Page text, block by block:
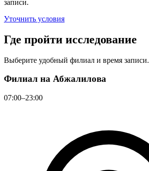
записи.
Уточнить условия
Где пройти исследование
Выберите удобный филиал и время записи.
Филиал на Абжалилова
07:00–23:00